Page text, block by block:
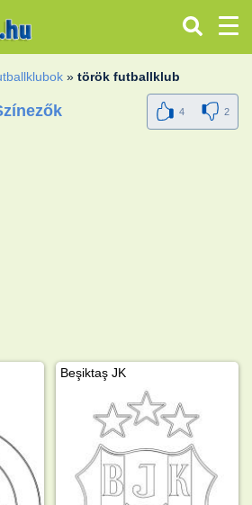
»török ​​futballklub
4 2
Beşiktaş JK